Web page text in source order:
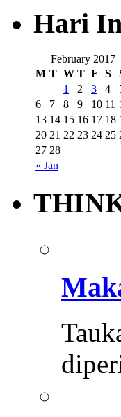
Hari
February 2017
M T W T F S
« Jan
1 2 3 4
6
7 8 9 10 11
13 14 15 16 17 18
20 21 22 23 24 25
27 28